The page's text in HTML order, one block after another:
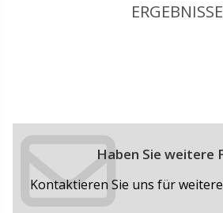
ERGEBNISSE
Haben Sie weitere
Kontaktieren Sie uns für